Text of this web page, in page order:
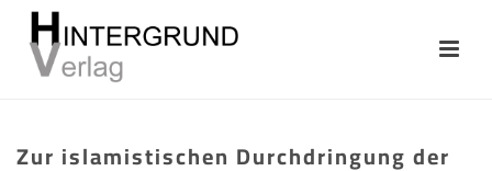
Zur islamistischen Durchdringung der